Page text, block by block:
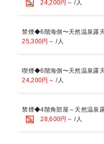
※小学生には牛ステーキ付
◆朝食◆ AM7：30〜8：30 又
西伊豆名産の干物を中心に、地
◆お食事場所について◆
・完全個室の館内料亭「花小路」
◆お風呂◆
24,200円～ /人
禁煙◆6階海側〜天然温泉露
25,300円～ /人
喫煙◆6階海側〜天然温泉露
24,200円～ /人
禁煙◆4階角部屋～天然温泉
28,600円～ /人